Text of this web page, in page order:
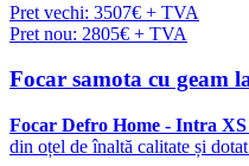
Pret vechi: 3507€ + TVA
Pret nou: 2805€ + TVA
Focar samota cu geam
Focar Defro Home - Intra
din oțel de înaltă calitate și